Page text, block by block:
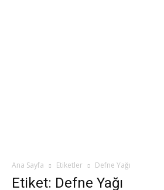
Ana Sayfa Etiketler Defne Yağı
Etiket: Defne Yağı